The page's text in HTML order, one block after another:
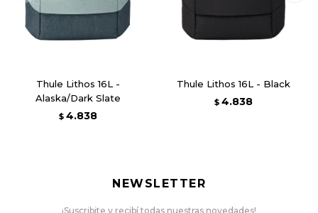
Thule Lithos 16L -
Alaska/Dark Slate
$ 4.838
Thule Lithos 16L - Black
$ 4.838
NEWSLETTER
¡Suscribite y recibí todas nuestras novedades!